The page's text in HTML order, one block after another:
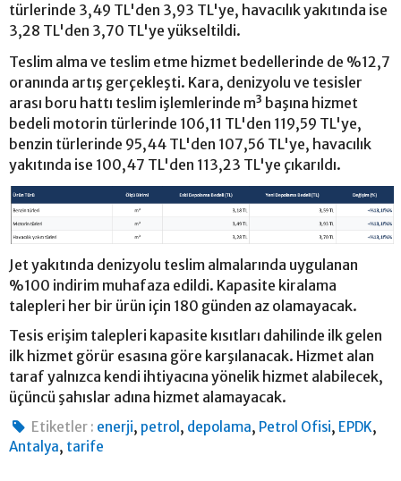
türlerinde 3,49 TL'den 3,93 TL'ye, havacılık yakıtında ise
3,28 TL'den 3,70 TL'ye yükseltildi.
Teslim alma ve teslim etme hizmet bedellerinde de %12,7
oranında artış gerçekleşti. Kara, denizyolu ve tesisler
arası boru hattı teslim işlemlerinde m³ başına hizmet
bedeli motorin türlerinde 106,11 TL'den 119,59 TL'ye,
benzin türlerinde 95,44 TL'den 107,56 TL'ye, havacılık
yakıtında ise 100,47 TL'den 113,23 TL'ye çıkarıldı.
Jet yakıtında denizyolu teslim almalarında uygulanan
%100 indirim muhafaza edildi. Kapasite kiralama
talepleri her bir ürün için 180 günden az olamayacak.
Tesis erişim talepleri kapasite kısıtları dahilinde ilk gelen
ilk hizmet görür esasına göre karşılanacak. Hizmet alan
taraf yalnızca kendi ihtiyacına yönelik hizmet alabilecek,
üçüncü şahıslar adına hizmet alamayacak.
Etiketler : enerji, petrol , depolama, Petrol Ofisi, EPDK,
Antalya, tarife